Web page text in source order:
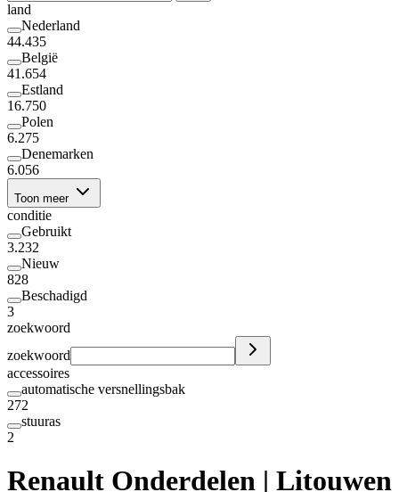
land
Nederland
44.435
België
41.654
Estland
16.750
Polen
6.275
Denemarken
6.056
Toon meer
conditie
Gebruikt
3.232
Nieuw
828
Beschadigd
3
zoekwoord
zoekwoord
accessoires
automatische versnellingsbak
272
stuuras
2
Renault Onderdelen | Litouwen